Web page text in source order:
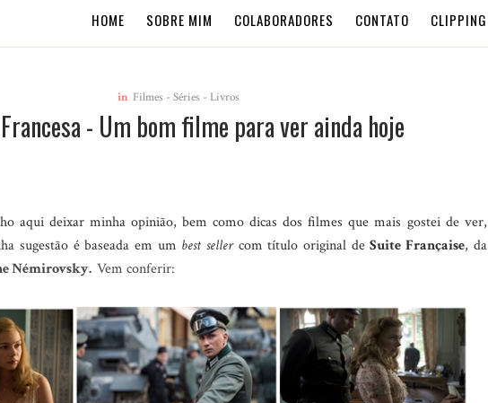
HOME SOBRE MIM COLABORADORES CONTATO CLIPPING
in Filmes - Séries - Livros
- Um bom filme para ver ainda hoje
aqui deixar minha opinião, bem como dicas dos filmes que mais gostei de ver,
sugestão é baseada em um best sellercom título original deSuite Française, da
Némirovsky. Vem conferir: